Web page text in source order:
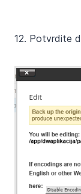
12. Potvrdite